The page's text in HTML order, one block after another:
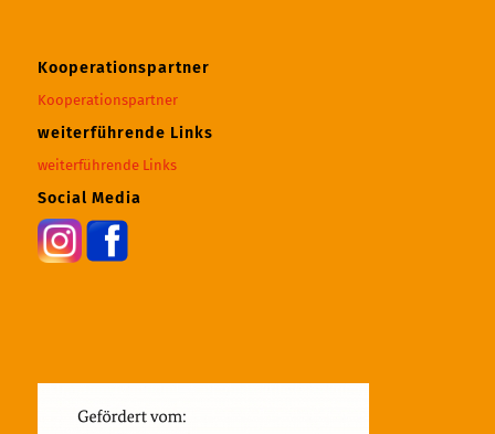
Kooperationspartner
Kooperationspartner
weiterführende Links
weiterführende Links
Social Media